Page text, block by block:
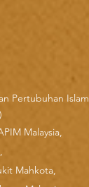
Pertubuhan Islam
Malaysia,
Mahkota,